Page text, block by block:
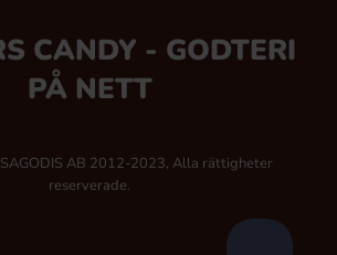
CANDY - GODTERI
PÅ NETT
AB 2012-2023, Alla rättigheter
reserverade.